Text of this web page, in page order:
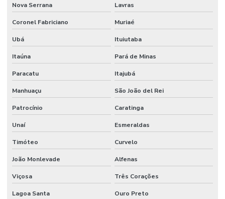
Nova Serrana Lavras
Coronel Fabriciano Muriaé
Ubá Ituiutaba
Itaúna Pará de Minas
Paracatu Itajubá
Manhuaçu São João del Rei
Patrocínio Caratinga
Unaí Esmeraldas
Timóteo Curvelo
João Monlevade Alfenas
Viçosa Três Corações
Lagoa Santa Ouro Preto